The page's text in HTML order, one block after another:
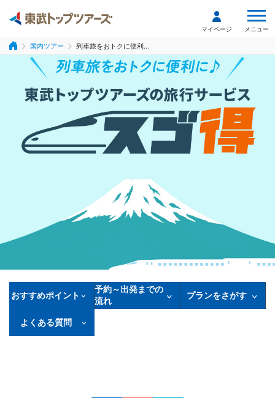
マイページ メニュー
国内ツアー 列車旅をおトクに便利...
おすすめポイント
予約～出発までの
流れ
プランをさがす
よくある質問